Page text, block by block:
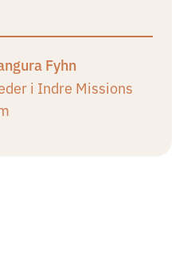
Fyhn
i Indre Missions